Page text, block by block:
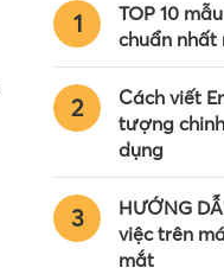
1
TOP 10
chuẩn nhất
2
Cách viết
tượng
dụng
3
HƯỚNG
việc trên
mắt